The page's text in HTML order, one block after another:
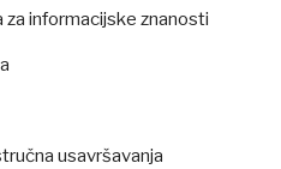
informacijske znanosti
usavršavanja